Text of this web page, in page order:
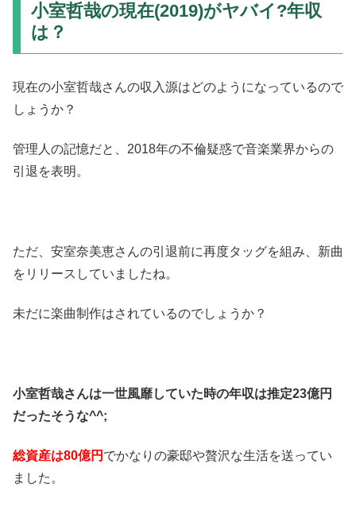
小室哲哉の現在(2019)がヤバイ?年収
は？
現在の小室哲哉さんの収入源はどのようになっているので
しょうか？
管理人の記憶だと、2018年の不倫疑惑で音楽業界からの
引退を表明。
ただ、安室奈美恵さんの引退前に再度タッグを組み、新曲
をリリースしていましたね。
未だに楽曲制作はされているのでしょうか？
小室哲哉さんは一世風靡していた時の年収は推定23億円
だったそうな^^;
総資産は80億円 でかなりの豪邸や贅沢な生活を送ってい
ました。